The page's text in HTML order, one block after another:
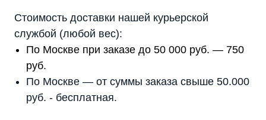
Стоимость доставки нашей курьерской
службой (любой вес):
По Москве при заказе до 50 000 руб. — 750
руб.
По Москве — от суммы заказа свыше 50.000
руб. - бесплатная.